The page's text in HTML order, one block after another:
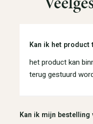
Kan ik het product
het product kan
terug gestuurd
Kan ik mijn bestelling